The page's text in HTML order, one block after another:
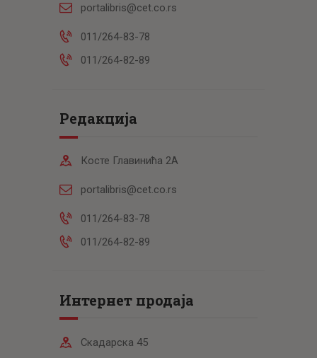
portalibris@cet.co.rs
011/264-83-78
011/264-82-89
Редакција
Косте Главинића 2А
portalibris@cet.co.rs
011/264-83-78
011/264-82-89
Интернет продаја
Скадарска 45